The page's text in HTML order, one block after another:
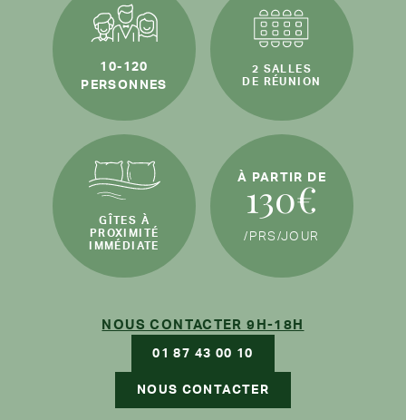
10-120
PERSONNES
2 SALLES
DE RÉUNION
GÎTES À
PROXIMITÉ
IMMÉDIATE
À PARTIR DE
130€
/PRS/JOUR
NOUS CONTACTER 9H-18H
01 87 43 00 10
NOUS CONTACTER